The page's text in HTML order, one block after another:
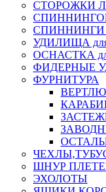
СТОРОЖКИ
СПИННИНГИ
УДИЛИЩА
ОСНАСТКА
ФИДЕРНЫЕ
ФУРНИТУРА
ШНУР
ЭХОЛОТЫ